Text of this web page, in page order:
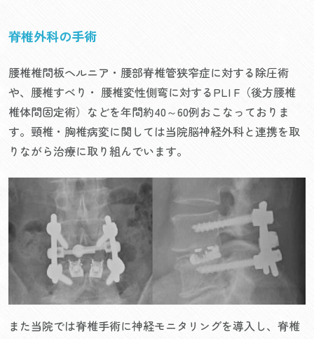
脊椎外科の手術
腰椎椎間板ヘルニア・腰部脊椎管狭窄症に対する除圧術
や、腰椎すべり・ 腰椎変性側弯に対するPLI F（後方腰椎
椎体間固定術）などを年間約40～60例おこなっておりま
す。頸椎・胸椎病変に関しては当院脳神経外科と連携を取
りながら治療に取り組んでいます。
また当院では脊椎手術に神経モニタリングを導入し、脊椎